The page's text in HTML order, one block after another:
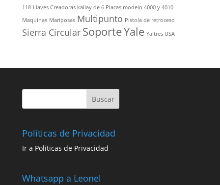
118 Llaves Creadoras kallay de 6 Placas modelo 4000 y 4010
Maquinas Mariposas Multipunto Pistola de retroceso
Sierra Circular SoporteYale Yaltres USA
Políticas de Privacidad
Ir a Politicas de Privacidad
Whatsapp a Leonel